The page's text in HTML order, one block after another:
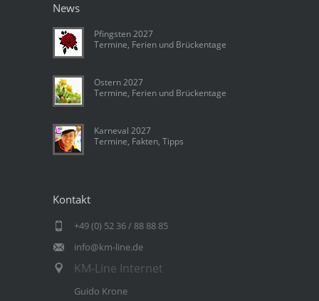
News
Pfingsten 2027
Termine, Ferien und Brückentage
Ostern 2027
Termine, Ferien und Brückentage
Karneval 2027
Termine, Fakten, Tipps
Kontakt
+49 (0) 52 36 / 88 88 85
info@km-line.de
KM-Line Internet
Guido Krone